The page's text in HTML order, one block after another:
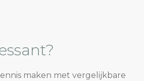
maken met vergelijkbare